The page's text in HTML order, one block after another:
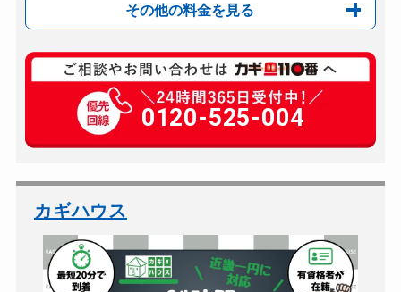
その他の料金を見る
玄関カギ交換 12,000円～(税別)
金庫カギ開け 30,000円～（税別）
金庫カギ修理 別途お見積り
ロッカーカギ開け
ドアノブカギ開け 別途お見積り
ドアノブカギ作成 別途お見積り
0120-525-004
カギハウス